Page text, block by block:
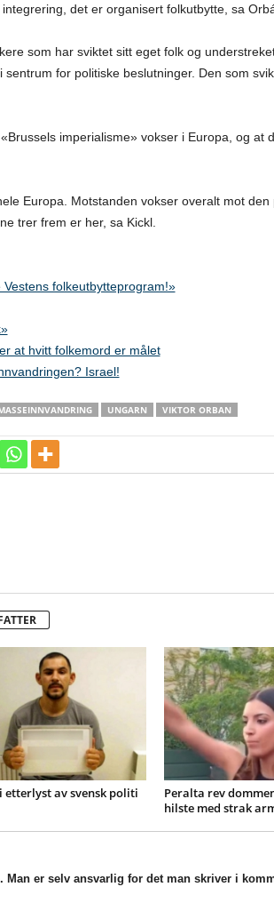
det er organisert folkutbytte, sa
som har sviktet sitt eget folk og
for politiske beslutninger. Den som
imperialisme» vokser i Europa, og at
Europa. Motstanden vokser overalt mot den
trer frem er her, sa Kickl.
folkeutbytteprogram!»
at hvitt folkemord er målet
Israel!
UNGARN VIKTOR ORBAN
etterlyst av svensk politi
Peralta rev
hilste med strak
er selv ansvarlig for det man skriver i